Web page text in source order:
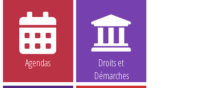
Agendas
Droits et
Démarches